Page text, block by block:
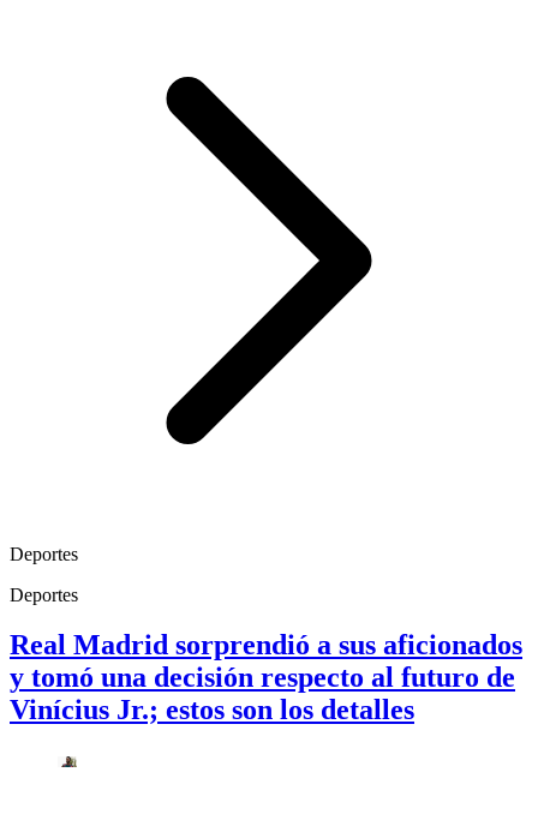
Deportes
Deportes
Real Madrid sorprendió a sus aficionados
y tomó una decisión respecto al futuro de
Vinícius Jr.; estos son los detalles